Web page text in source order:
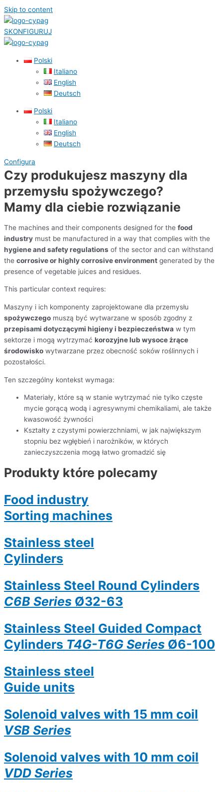
Skip to content
SKONFIGURUJ
Polski
Italiano
English
Deutsch
Polski
Italiano
English
Deutsch
Configura
Czy produkujesz maszyny dla
przemysłu spożywczego?
Mamy dla ciebie rozwiązanie
The machines and their components designed for the food
industry must be manufactured in a way that complies with the
hygiene and safety regulations of the sector and can withstand
the corrosive or highly corrosive environment generated by the
presence of vegetable juices and residues.
This particular context requires:
Maszyny i ich komponenty zaprojektowane dla przemysłu
spożywczego muszą być wytwarzane w sposób zgodny z
przepisami dotyczącymi higieny i bezpieczeństwa w tym
sektorze i mogą wytrzymać korozyjne lub wysoce żrące
środowisko wytwarzane przez obecność soków roślinnych i
pozostałości.
Ten szczególny kontekst wymaga:
Materiały, które są w stanie wytrzymać nie tylko częste
mycie gorącą wodą i agresywnymi chemikaliami, ale także
kwasowość żywności
Kształty z czystymi powierzchniami, w jak największym
stopniu bez wgłębień i narożników, w których
zanieczyszczenia mogą łatwo gromadzić się
Produkty które polecamy
Food industry
Sorting machines
Stainless steel
Cylinders
Stainless Steel Round Cylinders
C6B Series Ø32-63
Stainless Steel Guided Compact
Cylinders T4G-T6G Series Ø6-100
Stainless steel
Guide units
Solenoid valves with 15 mm coil
VSB Series
Solenoid valves with 10 mm coil
VDD Series